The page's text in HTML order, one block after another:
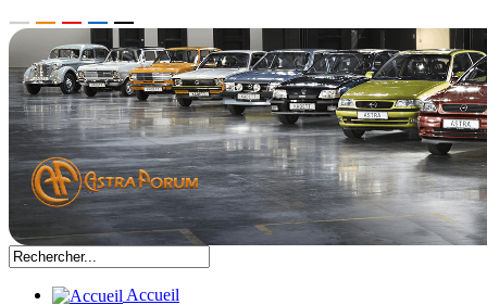
Accueil